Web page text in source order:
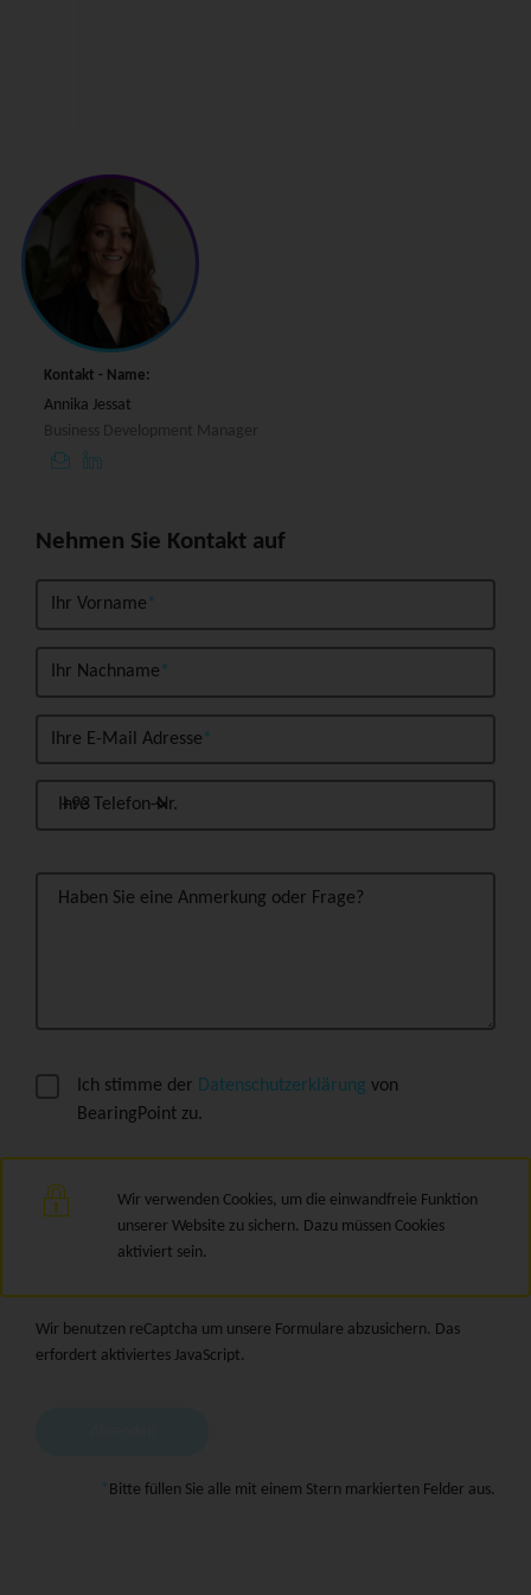
Kontakt - Name:
Annika Jessat
Business Development Manager
Nehmen Sie Kontakt auf
Ihr Vorname
Ihr Nachname
Ihre E-Mail Adresse
Ihre Telefon-Nr.
Haben Sie eine Anmerkung oder Frage?
Ich stimme der Datenschutzerklärung von
BearingPoint zu.
Wir verwenden Cookies, um die einwandfreie Funktion
unserer Website zu sichern. Dazu müssen Cookies
aktiviert sein.
Wir benutzen reCaptcha um unsere Formulare abzusichern. Das
erfordert aktiviertes JavaScript.
Bitte füllen Sie alle mit einem Stern markierten Felder aus.